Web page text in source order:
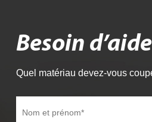
Besoin
Quel matériau devez-vous